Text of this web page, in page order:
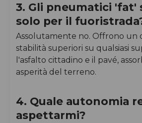
3. Gli pneumatici 'fat'
solo per il
Assolutamente no. Offrono un
stabilità superiori su qualsiasi
l'asfalto cittadino e il pavé,
asperità del terreno.
4. Quale autonomia
aspettarmi?